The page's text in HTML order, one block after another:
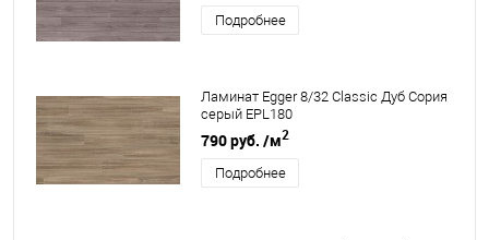
Подробнее
Ламинат Egger 8/32 Classic Дуб Сория
серый EPL180
790 руб. /м2
Подробнее